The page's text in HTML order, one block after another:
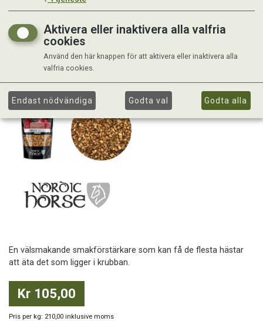
En välsmakande smakförstärkare som kan få de flesta hästar
att äta det som ligger i krubban.
Kr 105,00
Pris per kg: 210,00 inklusive moms
Aktivera eller inaktivera alla valfria
cookies
Använd den här knappen för att aktivera eller inaktivera alla
valfria cookies.
Endast nödvändiga Godta val Godta alla